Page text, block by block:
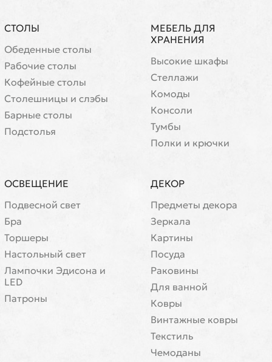
СТОЛЫ
Обеденные столы
Рабочие столы
Кофейные столы
Cтолешницы и слэбы
Барные столы
Подстолья
МЕБЕЛЬ ДЛЯ
ХРАНЕНИЯ
Высокие шкафы
Стеллажи
Комоды
Консоли
Тумбы
Полки и крючки
ОСВЕЩЕНИЕ
Подвесной свет
Бра
Торшеры
Настольный свет
Лампочки Эдисона и
LED
Патроны
ДЕКОР
Предметы декора
Зеркала
Картины
Посуда
Раковины
Для ванной
Ковры
Винтажные ковры
Текстиль
Чемоданы